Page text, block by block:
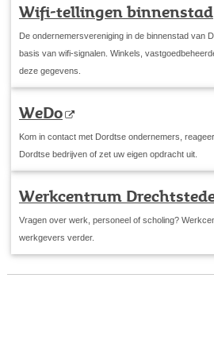
Wifi-tellingen binnenstad
De ondernemersvereniging in de binnenstad van
basis van wifi-signalen. Winkels,
deze gegevens.
WeDo
Kom in contact met Dordtse ondernemers,
Dordtse bedrijven of zet uw eigen opdracht uit.
Werkcentrum
Vragen over werk, personeel of scholing?
werkgevers verder.